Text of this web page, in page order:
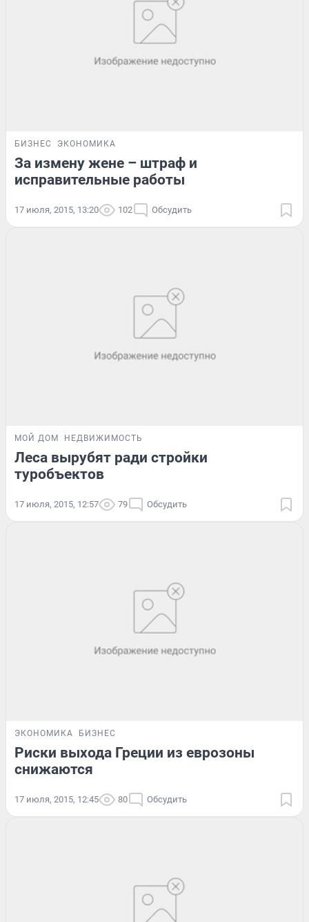
БИЗНЕС ЭКОНОМИКА
За измену жене – штраф и
исправительные работы
17 июля, 2015, 13:20 102 Обсудить
МОЙ ДОМ НЕДВИЖИМОСТЬ
Леса вырубят ради стройки
туробъектов
17 июля, 2015, 12:57 79 Обсудить
ЭКОНОМИКА БИЗНЕС
Риски выхода Греции из еврозоны
снижаются
17 июля, 2015, 12:45 80 Обсудить